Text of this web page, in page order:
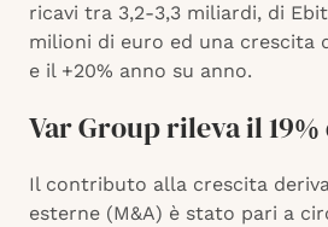
ricavi tra 3,2-3,3 miliardi, di
milioni di euro ed una crescita
e il +20% anno su anno.
Var Group rileva il
Il contributo alla crescita
esterne (M&A) è stato pari a